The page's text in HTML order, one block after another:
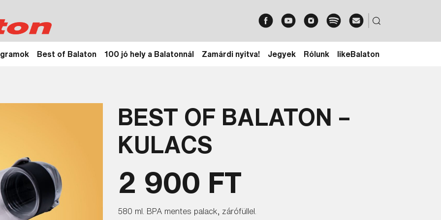
Best of Balaton 100 jó hely a Balatonnál Zamárdi nyitva! Jegyek Rólunk likeBalaton
BEST OF BALATON –
KULACS
2 900 FT
580 ml. BPA mentes palack, zárófüllel.